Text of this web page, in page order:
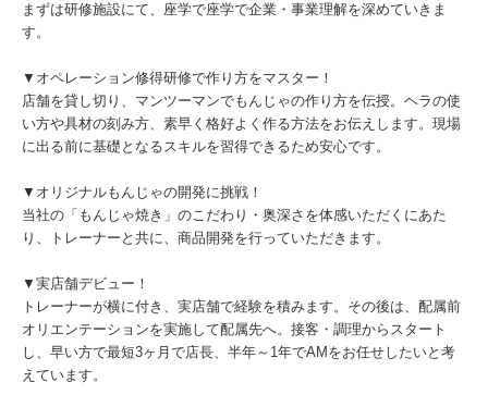
まずは研修施設にて、座学で座学で企業・事業理解を深めていきま
す。
▼オペレーション修得研修で作り方をマスター！
店舗を貸し切り、マンツーマンでもんじゃの作り方を伝授。ヘラの使
い方や具材の刻み方、素早く格好よく作る方法をお伝えします。現場
に出る前に基礎となるスキルを習得できるため安心です。
▼オリジナルもんじゃの開発に挑戦！
当社の「もんじゃ焼き」のこだわり・奥深さを体感いただくにあた
り、トレーナーと共に、商品開発を行っていただきます。
▼実店舗デビュー！
トレーナーが横に付き、実店舗で経験を積みます。その後は、配属前
オリエンテーションを実施して配属先へ。接客・調理からスタート
し、早い方で最短3ヶ月で店長、半年～1年でAMをお任せしたいと考
えています。